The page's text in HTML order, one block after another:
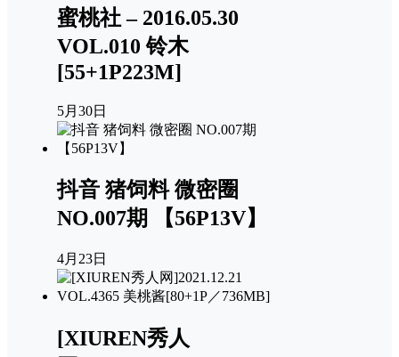
蜜桃社 – 2016.05.30
VOL.010 铃木
[55+1P223M]
5月30日
抖音 猪饲料 微密圈
NO.007期 【56P13V】
4月23日
[XIUREN秀人